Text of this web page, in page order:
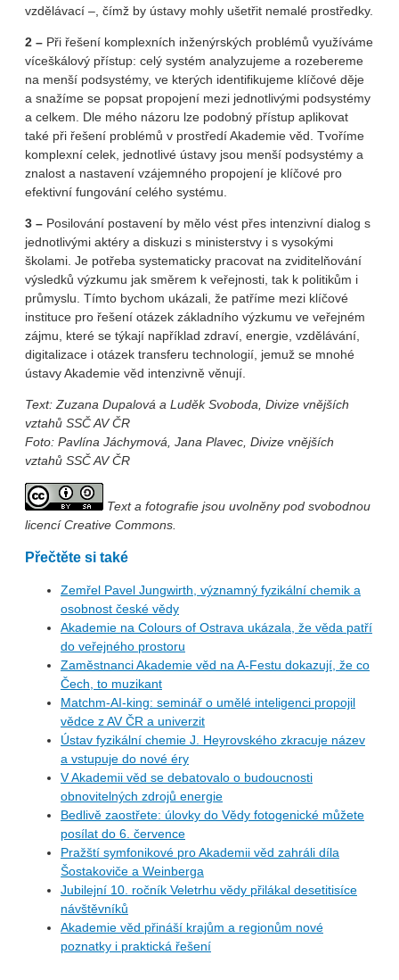
vzdělávací –, čímž by ústavy mohly ušetřit nemalé prostředky.
2 – Při řešení komplexních inženýrských problémů využíváme
víceškálový přístup: celý systém analyzujeme a rozebereme
na menší podsystémy, ve kterých identifikujeme klíčové děje
a snažíme se popsat propojení mezi jednotlivými podsystémy
a celkem. Dle mého názoru lze podobný přístup aplikovat
také při řešení problémů v prostředí Akademie věd. Tvoříme
komplexní celek, jednotlivé ústavy jsou menší podsystémy a
znalost a nastavení vzájemného propojení je klíčové pro
efektivní fungování celého systému.
3 – Posilování postavení by mělo vést přes intenzivní dialog s
jednotlivými aktéry a diskuzi s ministerstvy i s vysokými
školami. Je potřeba systematicky pracovat na zviditelňování
výsledků výzkumu jak směrem k veřejnosti, tak k politikům i
průmyslu. Tímto bychom ukázali, že patříme mezi klíčové
instituce pro řešení otázek základního výzkumu ve veřejném
zájmu, které se týkají například zdraví, energie, vzdělávání,
digitalizace i otázek transferu technologií, jemuž se mnohé
ústavy Akademie věd intenzivně věnují.
Text: Zuzana Dupalová a Luděk Svoboda, Divize vnějších
vztahů SSČ AV ČR
Foto: Pavlína Jáchymová, Jana Plavec, Divize vnějších
vztahů SSČ AV ČR
Text a fotografie jsou uvolněny pod svobodnou
licencí Creative Commons.
Přečtěte si také
Zemřel Pavel Jungwirth, významný fyzikální chemik a
osobnost české vědy
Akademie na Colours of Ostrava ukázala, že věda patří
do veřejného prostoru
Zaměstnanci Akademie věd na A-Festu dokazují, že co
Čech, to muzikant
Matchm-AI-king: seminář o umělé inteligenci propojil
vědce z AV ČR a univerzit
Ústav fyzikální chemie J. Heyrovského zkracuje název
a vstupuje do nové éry
V Akademii věd se debatovalo o budoucnosti
obnovitelných zdrojů energie
Bedlivě zaostřete: úlovky do Vědy fotogenické můžete
posílat do 6. července
Pražští symfonikové pro Akademii věd zahráli díla
Šostakoviče a Weinberga
Jubilejní 10. ročník Veletrhu vědy přilákal desetitisíce
návštěvníků
Akademie věd přináší krajům a regionům nové
poznatky i praktická řešení